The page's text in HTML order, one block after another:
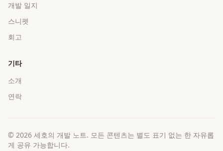
개발 일지
스니펫
회고
기타
소개
연락
© 2026 세호의 개발 노트. 모든 콘텐츠는 별도 표기 없는 한 자유롭
게 공유 가능합니다.